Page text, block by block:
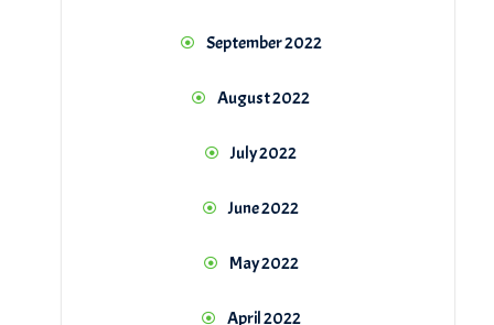
September 2022
August 2022
July 2022
June 2022
May 2022
April 2022